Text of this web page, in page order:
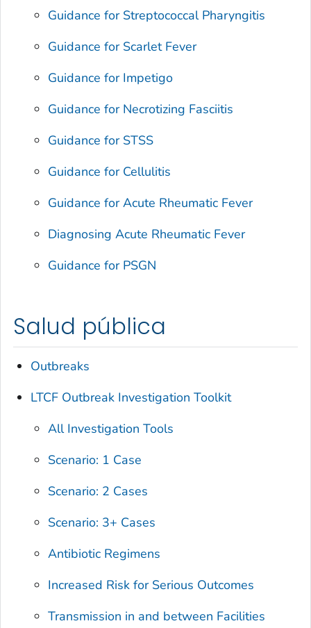
Guidance for Streptococcal Pharyngitis
Guidance for Scarlet Fever
Guidance for Impetigo
Guidance for Necrotizing Fasciitis
Guidance for STSS
Guidance for Cellulitis
Guidance for Acute Rheumatic Fever
Diagnosing Acute Rheumatic Fever
Guidance for PSGN
Salud pública
Outbreaks
LTCF Outbreak Investigation Toolkit
All Investigation Tools
Scenario: 1 Case
Scenario: 2 Cases
Scenario: 3+ Cases
Antibiotic Regimens
Increased Risk for Serious Outcomes
Transmission in and between Facilities